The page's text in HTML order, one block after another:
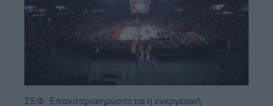
ΣΕΦ: Επαναπροκηρύσσεται η ενεργειακή